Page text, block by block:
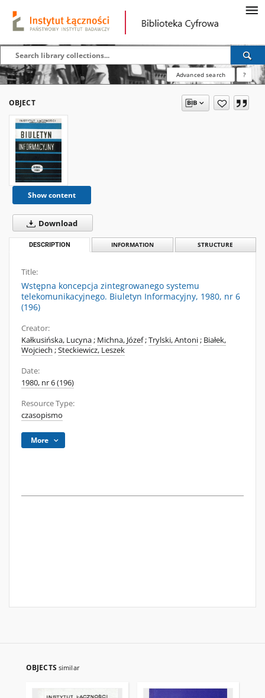
Advanced search ?
OBJECT
Show content
Download
DESCRIPTION INFORMATION STRUCTURE
Title:
Wstępna koncepcja zintegrowanego systemu
telekomunikacyjnego. Biuletyn Informacyjny, 1980, nr 6
(196)
Creator:
Kałkusińska, Lucyna; Michna, Józef;Trylski, Antoni; Białek,
Wojciech ;Steckiewicz, Leszek
Date:
1980, nr 6 (196)
Resource Type:
czasopismo
More
OBJECTS similar